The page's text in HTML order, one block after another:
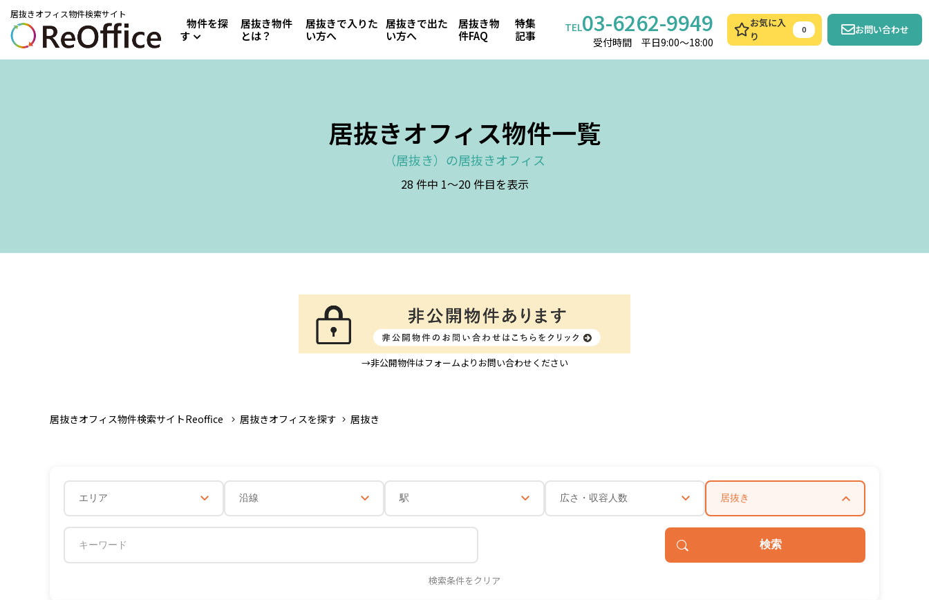
居抜きオフィス物件検索サイト
物件を探
す
居抜き物件
とは？
居抜きで入りた
い方へ
居抜きで出た
い方へ
居抜き物
件FAQ
特集
記事
TEL03-6262-9949
受付時間 平日9:00～18:00
お気に入
り
0 お問い合わせ
居抜きオフィス物件一覧
居抜き
28 件中 1～20 件目を表示
→非公開物件はフォームよりお問い合わせください
居抜きオフィス物件検索サイトReoffice 居抜きオフィスを探す 居抜き
エリア 沿線 駅 広さ・収容人数 居抜き
検索条件をクリア